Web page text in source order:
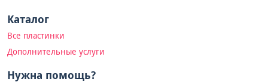
Каталог
Все пластинки
Дополнительные услуги
Нужна помощь?